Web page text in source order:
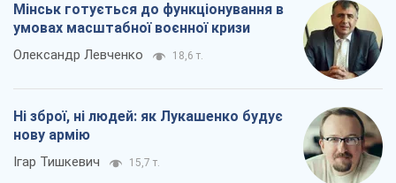
Мінськ готується до функціонування в
умовах масштабної воєнної кризи
Олександр Левченко 18,6 т.
Ні зброї, ні людей: як Лукашенко будує
нову армію
Ігар Тишкевич 15,7 т.